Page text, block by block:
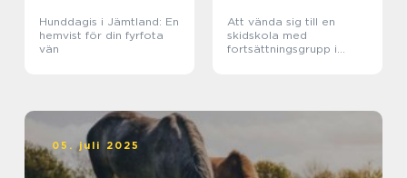
Hunddagis i Jämtland: En
hemvist för din fyrfota
vän
Att vända sig till en
skidskola med
fortsättningsgrupp i
05. juli 2025